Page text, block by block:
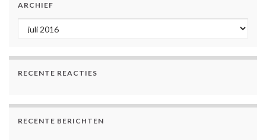
ARCHIEF
Archief
RECENTE REACTIES
RECENTE BERICHTEN